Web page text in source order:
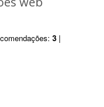
3 |